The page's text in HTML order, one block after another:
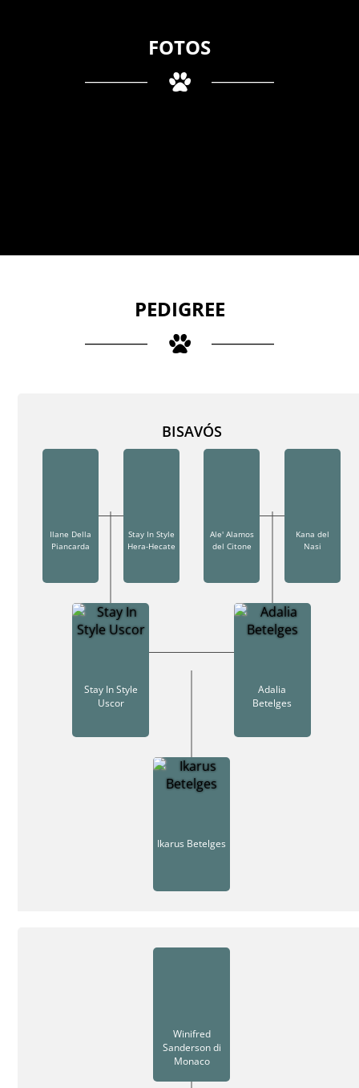
FOTOS
PEDIGREE
Ikarus Betelges
Stay In Style
Uscor
Adalia
Betelges
BISAVÓS
Ilane Della
Piancarda
Stay In Style
Hera-Hecate
Ale' Alamos
del Citone
Kana del
Nasi
Winifred
Sanderson di
Monaco